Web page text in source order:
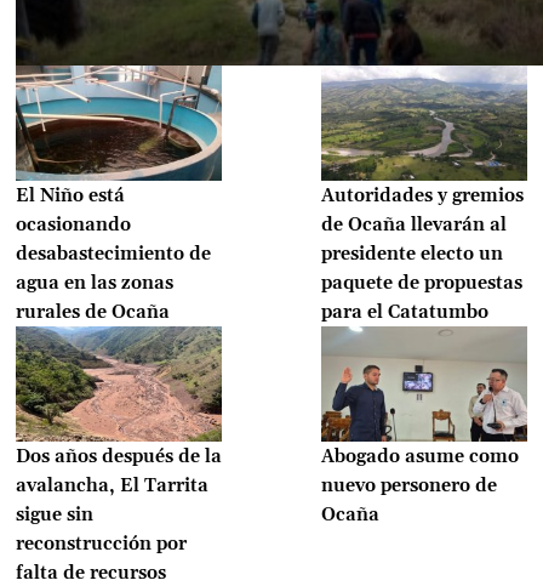
El Niño está
ocasionando
desabastecimiento de
agua en las zonas
rurales de Ocaña
Autoridades y gremios
de Ocaña llevarán al
presidente electo un
paquete de propuestas
para el Catatumbo
Dos años después de la
avalancha, El Tarrita
sigue sin
reconstrucción por
falta de recursos
Abogado asume como
nuevo personero de
Ocaña